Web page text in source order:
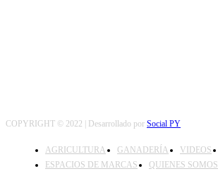
COPYRIGHT © 2022 | Desarrollado por Social PY
AGRICULTURA GANADERÍA VIDEOS
ESPACIOS DE MARCAS
QUIENES SOMOS